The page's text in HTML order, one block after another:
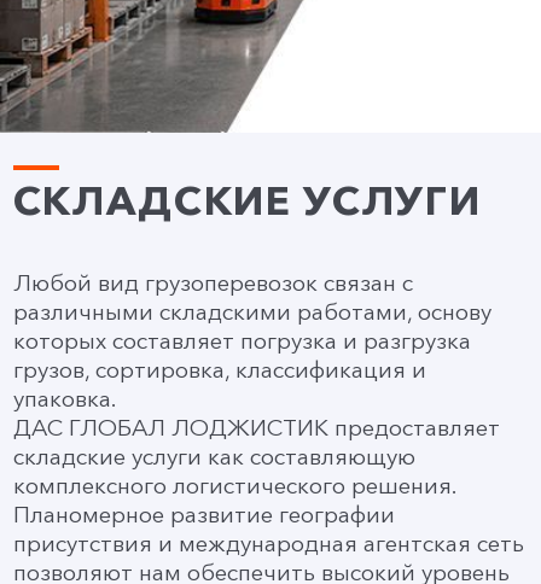
СКЛАДСКИЕ УСЛУГИ
Любой вид грузоперевозок связан с
различными складскими работами, основу
которых составляет погрузка и разгрузка
грузов, сортировка, классификация и
упаковка.
ДАС ГЛОБАЛ ЛОДЖИСТИК предоставляет
складские услуги как составляющую
комплексного логистического решения.
Планомерное развитие географии
присутствия и международная агентская сеть
позволяют нам обеспечить высокий уровень